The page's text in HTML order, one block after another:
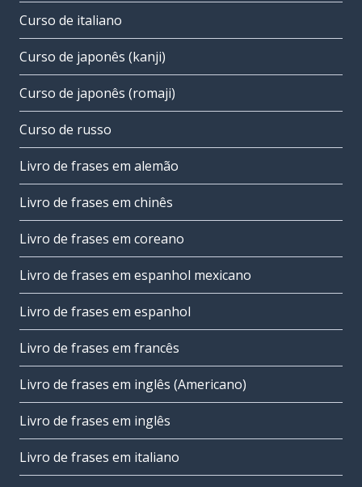
Curso de italiano
Curso de japonês (kanji)
Curso de japonês (romaji)
Curso de russo
Livro de frases em alemão
Livro de frases em chinês
Livro de frases em coreano
Livro de frases em espanhol mexicano
Livro de frases em espanhol
Livro de frases em francês
Livro de frases em inglês (Americano)
Livro de frases em inglês
Livro de frases em italiano